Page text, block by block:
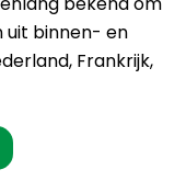
uit binnen- en
Frankrijk,